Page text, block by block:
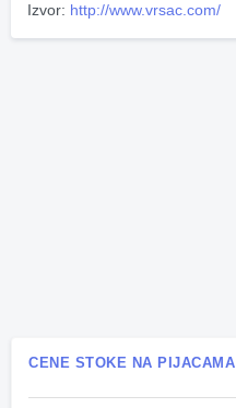
Izvor: http://www.vrsac.com/
CENE STOKE NA PIJACAMA